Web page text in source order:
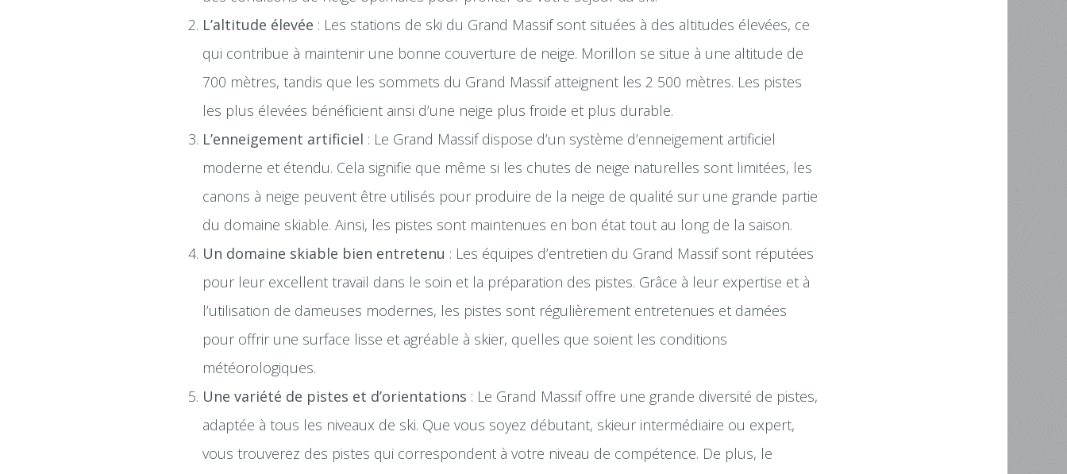
L’altitude élevée : Les stations de ski du Grand Massif sont situées à des altitudes élevées, ce
qui contribue à maintenir une bonne couverture de neige. Morillon se situe à une altitude de
700 mètres, tandis que les sommets du Grand Massif atteignent les 2 500 mètres. Les pistes
les plus élevées bénéficient ainsi d’une neige plus froide et plus durable.
L’enneigement artificiel : Le Grand Massif dispose d’un système d’enneigement artificiel
moderne et étendu. Cela signifie que même si les chutes de neige naturelles sont limitées, les
canons à neige peuvent être utilisés pour produire de la neige de qualité sur une grande partie
du domaine skiable. Ainsi, les pistes sont maintenues en bon état tout au long de la saison.
Un domaine skiable bien entretenu : Les équipes d’entretien du Grand Massif sont réputées
pour leur excellent travail dans le soin et la préparation des pistes. Grâce à leur expertise et à
l’utilisation de dameuses modernes, les pistes sont régulièrement entretenues et damées
pour offrir une surface lisse et agréable à skier, quelles que soient les conditions
météorologiques.
Une variété de pistes et d’orientations : Le Grand Massif offre une grande diversité de pistes,
adaptée à tous les niveaux de ski. Que vous soyez débutant, skieur intermédiaire ou expert,
vous trouverez des pistes qui correspondent à votre niveau de compétence. De plus, le